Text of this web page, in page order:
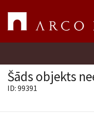
Šāds objekts
ID: 99391